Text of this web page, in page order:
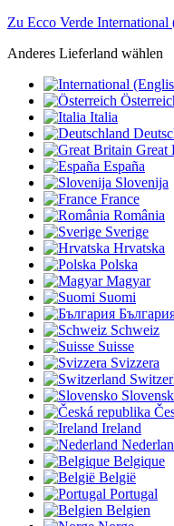
Zu Ecco Verde International
Anderes Lieferland wählen
Italia
Great
España
Slovenija
France
România
Sverige
Hrvatska
Polska
Magyar
Suomi
Schweiz
Suisse
Svizzera
Ireland
Belgique
België
Portugal
Belgien